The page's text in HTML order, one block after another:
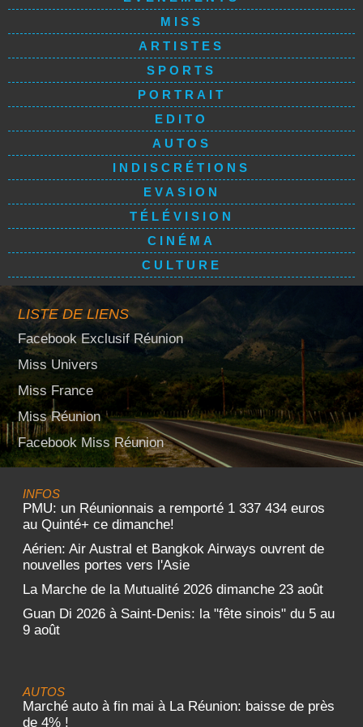
MISS
ARTISTES
SPORTS
PORTRAIT
EDITO
AUTOS
INDISCRÉTIONS
EVASION
TÉLÉVISION
CINÉMA
CULTURE
LISTE DE LIENS
Facebook Exclusif Réunion
Miss Univers
Miss France
Miss Réunion
Facebook Miss Réunion
INFOS
PMU: un Réunionnais a remporté 1 337 434 euros
au Quinté+ ce dimanche!
Aérien: Air Austral et Bangkok Airways ouvrent de
nouvelles portes vers l'Asie
La Marche de la Mutualité 2026 dimanche 23 août
Guan Di 2026 à Saint-Denis: la "fête sinois" du 5 au
9 août
AUTOS
Marché auto à fin mai à La Réunion: baisse de près
de 4% !